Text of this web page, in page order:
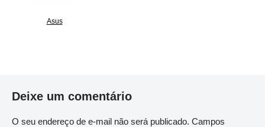
Asus
Deixe um comentário
O seu endereço de e-mail não será publicado. Campos